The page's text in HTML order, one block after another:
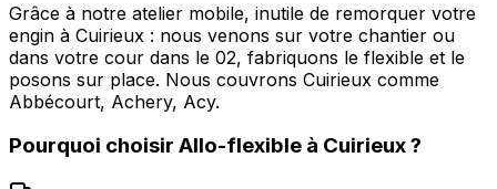
Grâce à notre atelier mobile, inutile de remorquer votre
engin à Cuirieux : nous venons sur votre chantier ou
dans votre cour dans le 02, fabriquons le flexible et le
posons sur place. Nous couvrons Cuirieux comme
Abbécourt, Achery, Acy.
Pourquoi choisir Allo-flexible à Cuirieux?